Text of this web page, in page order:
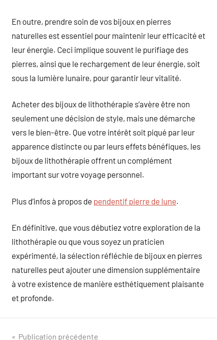
En outre, prendre soin de vos bijoux en pierres
naturelles est essentiel pour maintenir leur efficacité et
leur énergie. Ceci implique souvent le purifiage des
pierres, ainsi que le rechargement de leur énergie, soit
sous la lumière lunaire, pour garantir leur vitalité.
Acheter des bijoux de lithothérapie s’avère être non
seulement une décision de style, mais une démarche
vers le bien-être. Que votre intérêt soit piqué par leur
apparence distincte ou par leurs effets bénéfiques, les
bijoux de lithothérapie offrent un complément
important sur votre voyage personnel.
Plus d’infos à propos de pendentif pierre de lune.
En définitive, que vous débutiez votre exploration de la
lithothérapie ou que vous soyez un praticien
expérimenté, la sélection réfléchie de bijoux en pierres
naturelles peut ajouter une dimension supplémentaire
à votre existence de manière esthétiquement plaisante
et profonde.
Publication précédente